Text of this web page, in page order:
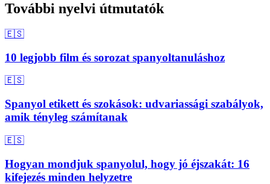
További nyelvi útmutatók
🇪🇸
10 legjobb film és sorozat spanyoltanuláshoz
🇪🇸
Spanyol etikett és szokások: udvariassági szabályok,
amik tényleg számítanak
🇪🇸
Hogyan mondjuk spanyolul, hogy jó éjszakát: 16
kifejezés minden helyzetre